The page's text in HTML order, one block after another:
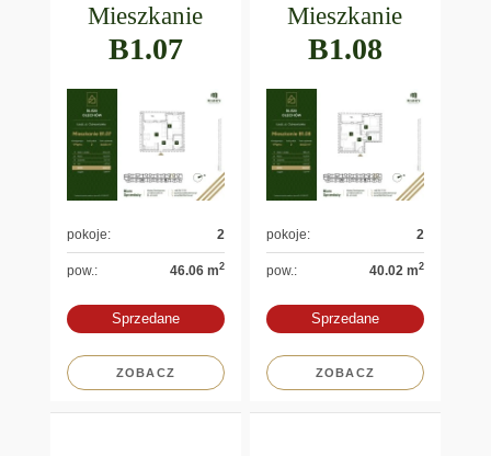
Mieszkanie
B1.07
pokoje: 2
pow.: 46.06 m2
Sprzedane
ZOBACZ
Mieszkanie
B1.08
pokoje: 2
pow.: 40.02 m2
Sprzedane
ZOBACZ